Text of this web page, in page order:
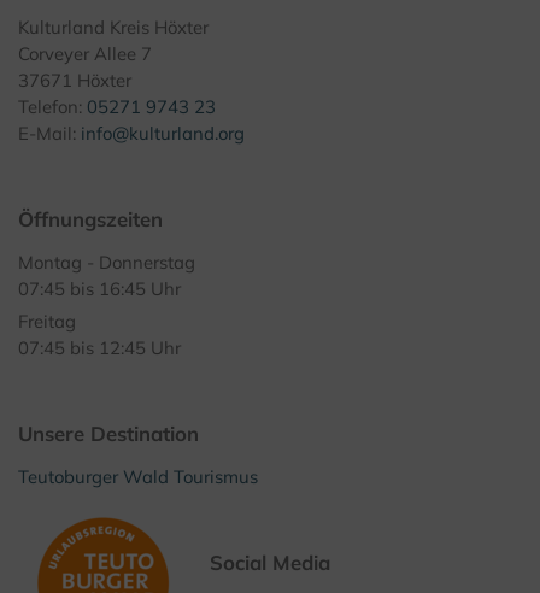
Kulturland Kreis Höxter
Corveyer Allee 7
37671 Höxter
Telefon: 05271 9743 23
E-Mail: info@kulturland.org
Öffnungszeiten
Montag - Donnerstag
07:45 bis 16:45 Uhr
Freitag
07:45 bis 12:45 Uhr
Unsere Destination
Teutoburger Wald Tourismus
Social Media